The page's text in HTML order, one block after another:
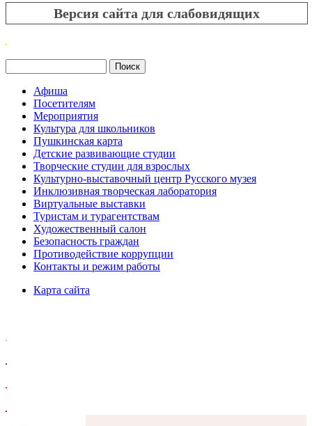
Версия сайта для слабовидящих
Афиша
Посетителям
Мероприятия
Культура для школьников
Пушкинская карта
Детские развивающие студии
Творческие студии для взрослых
Культурно-выставочный центр Русского музея
Инклюзивная творческая лаборатория
Виртуальные выставки
Туристам и турагентствам
Художественный салон
Безопасность граждан
Противодействие коррупции
Контакты и режим работы
Карта сайта